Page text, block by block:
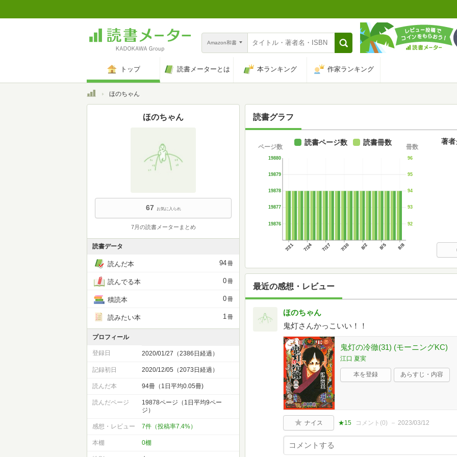
Amazon和書
トップ 読書メーターとは 本ランキング 作家ランキング
トップほのちゃん
読書グラフ
7/21 7/24 7/27 7/30 8/2 8/5 8/8
19876
19877
19878
19879
19880
ページ数
92
93
94
95
96
冊数
読書ページ数 読書冊数 著者
最近の感想・レビュー
ほのちゃん
鬼灯さんかっこいい！！
鬼灯の冷徹(31) (モーニングKC)
江口 夏実
本を登録 あらすじ・内容
ナイス ★15 コメント(0) 2023/03/12
ほのちゃん
67 お気に入られ
7月の読書メーターまとめ
読書データ
読んだ本 94冊
読んでる本 0冊
積読本 0冊
読みたい本 1冊
プロフィール
登録日 2020/01/27（2386日経過）
記録初日 2020/12/05（2073日経過）
読んだ本 94冊（1日平均0.05冊)
読んだページ
19878ページ（1日平均9ペー
ジ）
感想・レビュー 7件（投稿率7.4%）
本棚 0棚